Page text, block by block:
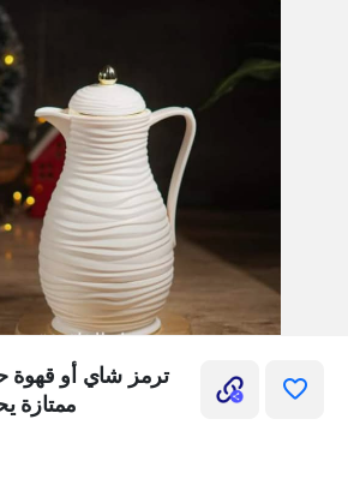
ترمز شاي أو قهوة
ممتازة